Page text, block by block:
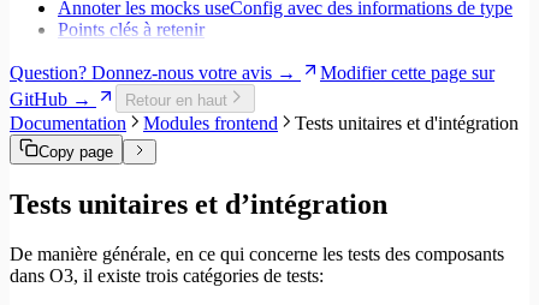
Annoter les mocks useConfig avec des informations de type
Points clés à retenir
Question? Donnez-nous votre avis →
Modifier cette page sur
GitHub →
Retour en haut
Documentation Modules frontend Tests unitaires et d'intégration
Copy page
Tests unitaires et d’intégration
De manière générale, en ce qui concerne les tests des composants
dans O3, il existe trois catégories de tests: